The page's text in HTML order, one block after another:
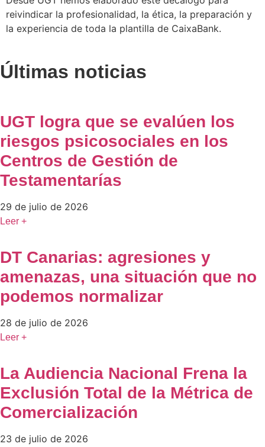
reivindicar la profesionalidad, la ética, la preparación y
la experiencia de toda la plantilla de CaixaBank.
Últimas noticias
UGT logra que se evalúen los
riesgos psicosociales en los
Centros de Gestión de
Testamentarías
29 de julio de 2026
Leer +
DT Canarias: agresiones y
amenazas, una situación que no
podemos normalizar
28 de julio de 2026
Leer +
La Audiencia Nacional Frena la
Exclusión Total de la Métrica de
Comercialización
23 de julio de 2026